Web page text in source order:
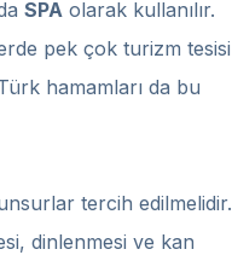
SPA olarak kullanılır.
pek çok turizm tesisi
hamamları da bu
tercih edilmelidir.
dinlenmesi ve kan